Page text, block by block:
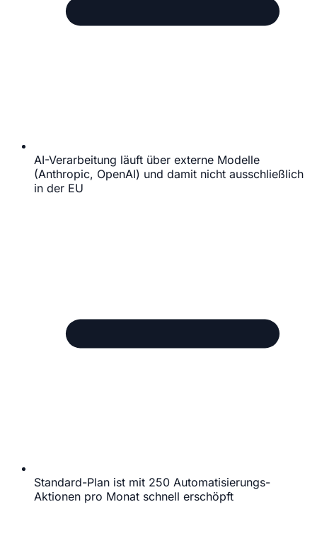
AI-Verarbeitung läuft über externe Modelle
(Anthropic, OpenAI) und damit nicht ausschließlich
in der EU
Standard-Plan ist mit 250 Automatisierungs-
Aktionen pro Monat schnell erschöpft